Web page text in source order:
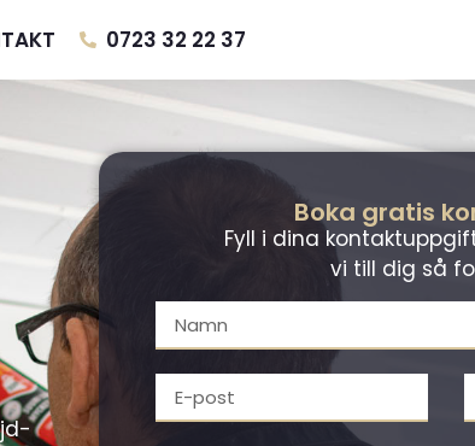
0723 32 22 37
Boka gratis
Fyll i dina
vi till dig så